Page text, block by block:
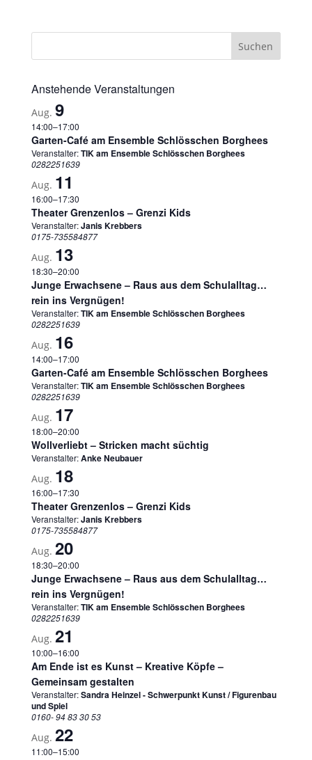
Anstehende Veranstaltungen
Aug. 9
14:00–17:00
Garten-Café am Ensemble Schlösschen Borghees
Veranstalter:TIK am Ensemble Schlösschen Borghees
0282251639
Aug. 11
16:00–17:30
Theater Grenzenlos – Grenzi Kids
Veranstalter:Janis Krebbers
0175-735584877
Aug. 13
18:30–20:00
Junge Erwachsene – Raus aus dem Schulalltag…
rein ins Vergnügen!
Veranstalter:TIK am Ensemble Schlösschen Borghees
0282251639
Aug. 16
14:00–17:00
Garten-Café am Ensemble Schlösschen Borghees
Veranstalter:TIK am Ensemble Schlösschen Borghees
0282251639
Aug. 17
18:00–20:00
Wollverliebt – Stricken macht süchtig
Veranstalter:Anke Neubauer
Aug. 18
16:00–17:30
Theater Grenzenlos – Grenzi Kids
Veranstalter:Janis Krebbers
0175-735584877
Aug. 20
18:30–20:00
Junge Erwachsene – Raus aus dem Schulalltag…
rein ins Vergnügen!
Veranstalter:TIK am Ensemble Schlösschen Borghees
0282251639
Aug. 21
10:00–16:00
Am Ende ist es Kunst – Kreative Köpfe –
Gemeinsam gestalten
Veranstalter:Sandra Heinzel - Schwerpunkt Kunst / Figurenbau
und Spiel
0160- 94 83 30 53
Aug. 22
11:00–15:00